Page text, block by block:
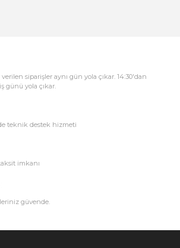
siparişler aynı gün yola çıkar. 14:30'dan
günü yola çıkar.
teknik destek hizmeti
imkanı
güvende.